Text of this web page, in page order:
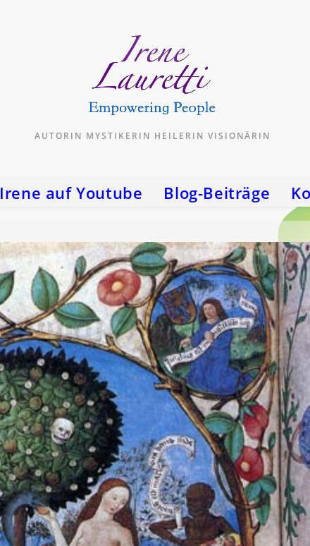
AUTORIN MYSTIKERIN HEILERIN VISIONÄRIN
Irene auf Youtube Blog-Beiträge